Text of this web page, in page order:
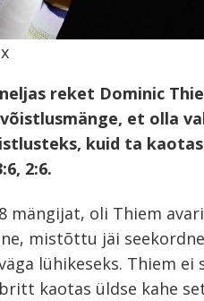
reket Dominic
et olla
kuid ta
2:6.
mängijat, oli Thiem
mistõttu jäi seekordne
lühikeseks. Thiem ei
kaotas üldse kahe